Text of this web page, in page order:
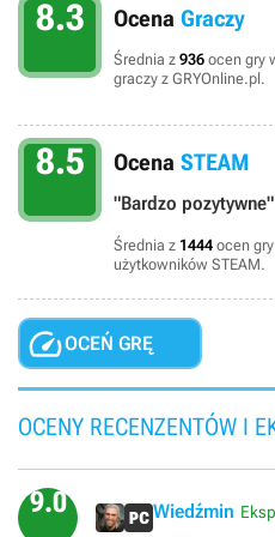
8.3 Ocena Graczy
Średnia z 936 ocen gry
graczy z GRYOnline.pl.
8.5 Ocena STEAM
"Bardzo pozytywne"
Średnia z 1444 ocen
użytkowników STEAM.
OCEŃ GRĘ
OCENY RECENZENTÓW I
9.0 Wiedźmin